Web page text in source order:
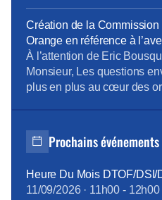
: programme Orange
lancement d’une offre de
Olympiques de Paris
vous avez présenté le
carbone […]
Création de la Commission
Orange en référence à
sur le dialogue social au
document du 24 octobre
À l’attention de Eric
Monsieur, Les questions
plus en plus au cœur des
Fallacher dans le Live «
Carbone » du 6/12 dernier,
Prochains événements
Heure Du Mois DTOF/DSI/
11/09/2026· 11h00 - 12h00